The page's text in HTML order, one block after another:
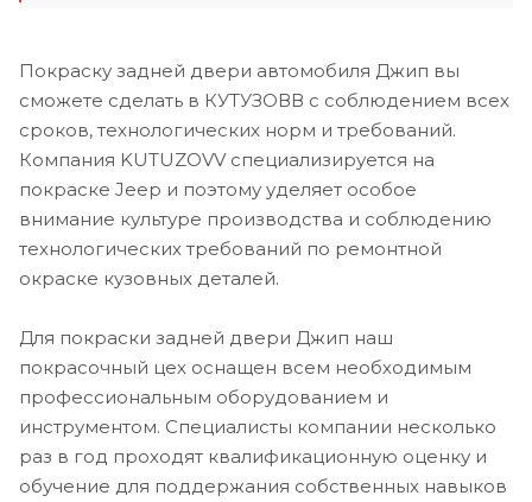
Покраску задней двери автомобиля Джип вы
сможете сделать в КУТУЗОВВ с соблюдением всех
сроков, технологических норм и требований.
Компания KUTUZOVV специализируется на
покраске Jeep и поэтому уделяет особое
внимание культуре производства и соблюдению
технологических требований по ремонтной
окраске кузовных деталей.
Для покраски задней двери Джип наш
покрасочный цех оснащен всем необходимым
профессиональным оборудованием и
инструментом. Специалисты компании несколько
раз в год проходят квалификационную оценку и
обучение для поддержания собственных навыков